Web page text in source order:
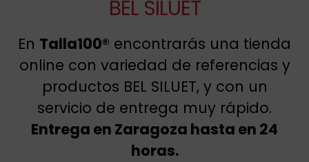
BEL SILUET
En Talla100® encontrarás una tienda
online con variedad de referencias y
productos BEL SILUET, y con un
servicio de entrega muy rápido.
Entrega en Zaragoza hasta en 24
horas.